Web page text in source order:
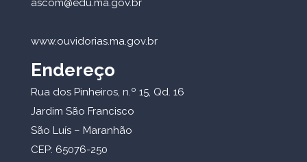
ascom@edu.ma.gov.br
www.ouvidorias.ma.gov.br
Endereço
Rua dos Pinheiros, n.º 15, Qd. 16
Jardim São Francisco
São Luís – Maranhão
CEP: 65076-250